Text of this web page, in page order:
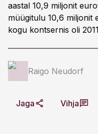
aastal 10,9 miljonit
müügitulu 10,6 miljonit
kogu kontsernis oli
Raigo Neudorf
Jaga Vihja